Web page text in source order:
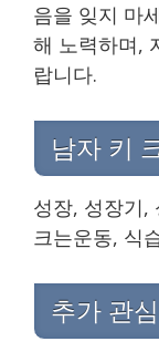
음을 잊지 마
해 노력하며,
랍니다.
남자 키
성장, 성장기,
크는운동, 식
추가 관